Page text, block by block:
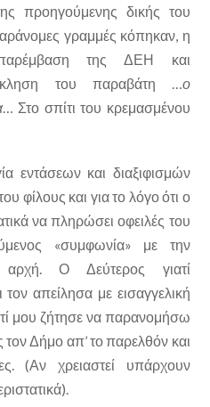
προηγούμενης δικής του
γραμμές κόπηκαν, η
της ΔΕΗ και
του παραβάτη …ο
… Στο σπίτι του κρεμασμένου
εντάσεων και διαξιφισμών
φίλους και για το λόγο ότι ο
να πληρώσει οφειλές του
«συμφωνία» με την
αρχή. Ο Δεύτερος γιατί
απείλησα με εισαγγελική
μου ζήτησε να παρανομήσω
τον Δήμο απ’ το παρελθόν και
(Αν χρειαστεί υπάρχουν